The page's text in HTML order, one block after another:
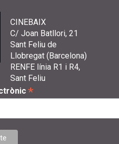
CINEBAIX
C/ Joan Batllori, 21
Sant Feliu de
Llobregat (Barcelona)
RENFE línia R1 i R4,
Sant Feliu
*